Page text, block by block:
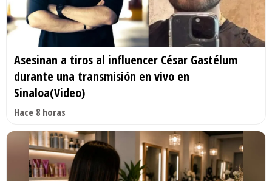
Asesinan a tiros al influencer César Gastélum
durante una transmisión en vivo en
Sinaloa(Video)
Hace 8 horas